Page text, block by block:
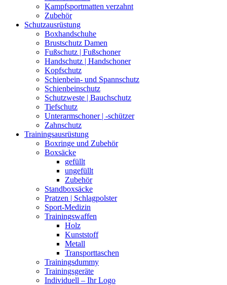
Kampfsportmatten verzahnt
Zubehör
Schutzausrüstung
Boxhandschuhe
Brustschutz Damen
Fußschutz | Fußschoner
Handschutz | Handschoner
Kopfschutz
Schienbein- und Spannschutz
Schienbeinschutz
Schutzweste | Bauchschutz
Tiefschutz
Unterarmschoner | -schützer
Zahnschutz
Trainingsausrüstung
Boxringe und Zubehör
Boxsäcke
gefüllt
ungefüllt
Zubehör
Standboxsäcke
Pratzen | Schlagpolster
Sport-Medizin
Trainingswaffen
Holz
Kunststoff
Metall
Transporttaschen
Trainingsdummy
Trainingsgeräte
Individuell – Ihr Logo